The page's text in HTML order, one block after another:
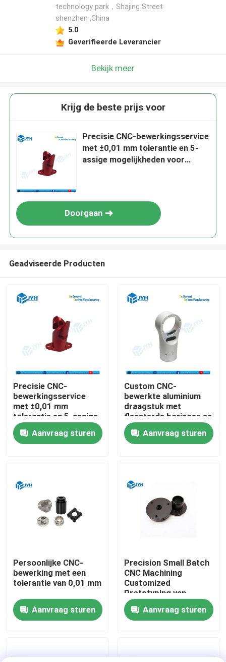
Huis
Diensten
VR toon
Fabrieksreis
Kwaliteitscontrole
Contacteer ons
Verzoek om een Citaat
technology park，Shajing Street
shenzhen ,China
5.0
Geverifieerde Leverancier
Bekijk meer
Krijg de beste prijs voor
Precisie CNC-bewerkingsservice
met ±0,01 mm tolerantie en 5-
assige mogelijkheden voor
Doorgaan
Geadviseerde Producten
Precisie CNC-
bewerkingsservice
met ±0,01 mm
tolerantie en 5-assige
mogelijkheden voor
componenten van
luchtvaartkwaliteit
Aanvraag sturen
Custom CNC-
bewerkte aluminium
draagstuk met
flensterde boringen en
precisie montage
gatenAanvraag sturen
Persoonlijke CNC-
bewerking met een
tolerantie van 0,01 mm
Aanvraag sturen
Precision Small Batch
CNC Machining
Customized
Prototyping van
roestvrij staal
Aanvraag sturen